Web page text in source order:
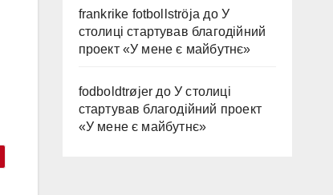
frankrike fotbollströja до У
столиці стартував благодійний
проект «У мене є майбутнє»
fodboldtrøjer до У столиці
стартував благодійний проект
«У мене є майбутнє»